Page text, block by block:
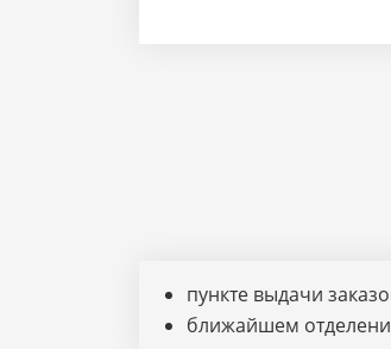
пункте выдачи
ближайшем